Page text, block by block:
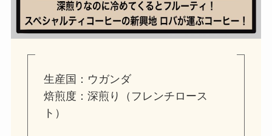
生産国：ウガンダ
焙煎度：深煎り（フレンチロース
ト）